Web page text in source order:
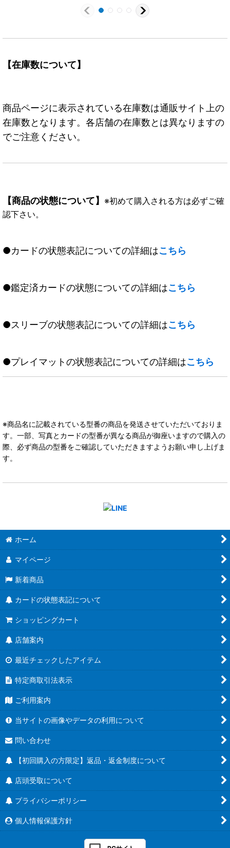
【在庫数について】
商品ページに表示されている在庫数は通販サイト上の
在庫数となります。各店舗の在庫数とは異なりますの
でご注意ください。
【商品の状態について】 ※初めて購入される方は必ずご確
認下さい。
●カードの状態表記についての詳細はこちら
●鑑定済カードの状態についての詳細はこちら
●スリーブの状態表記についての詳細はこちら
●プレイマットの状態表記についての詳細はこちら
※商品名に記載されている型番の商品を発送させていただいておりま
す。一部、写真とカードの型番が異なる商品が御座いますので購入の
際、必ず商品の型番をご確認していただきますようお願い申し上げま
す。
ホーム
マイページ
新着商品
カードの状態表記について
ショッピングカート
店舗案内
最近チェックしたアイテム
特定商取引法表示
ご利用案内
当サイトの画像やデータの利用について
問い合わせ
【初回購入の方限定】返品・返金制度について
店頭受取について
プライバシーポリシー
個人情報保護方針